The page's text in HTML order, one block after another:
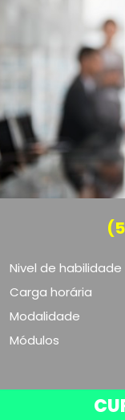
Nivel de habilidade
Carga horária
Modalidade
Módulos